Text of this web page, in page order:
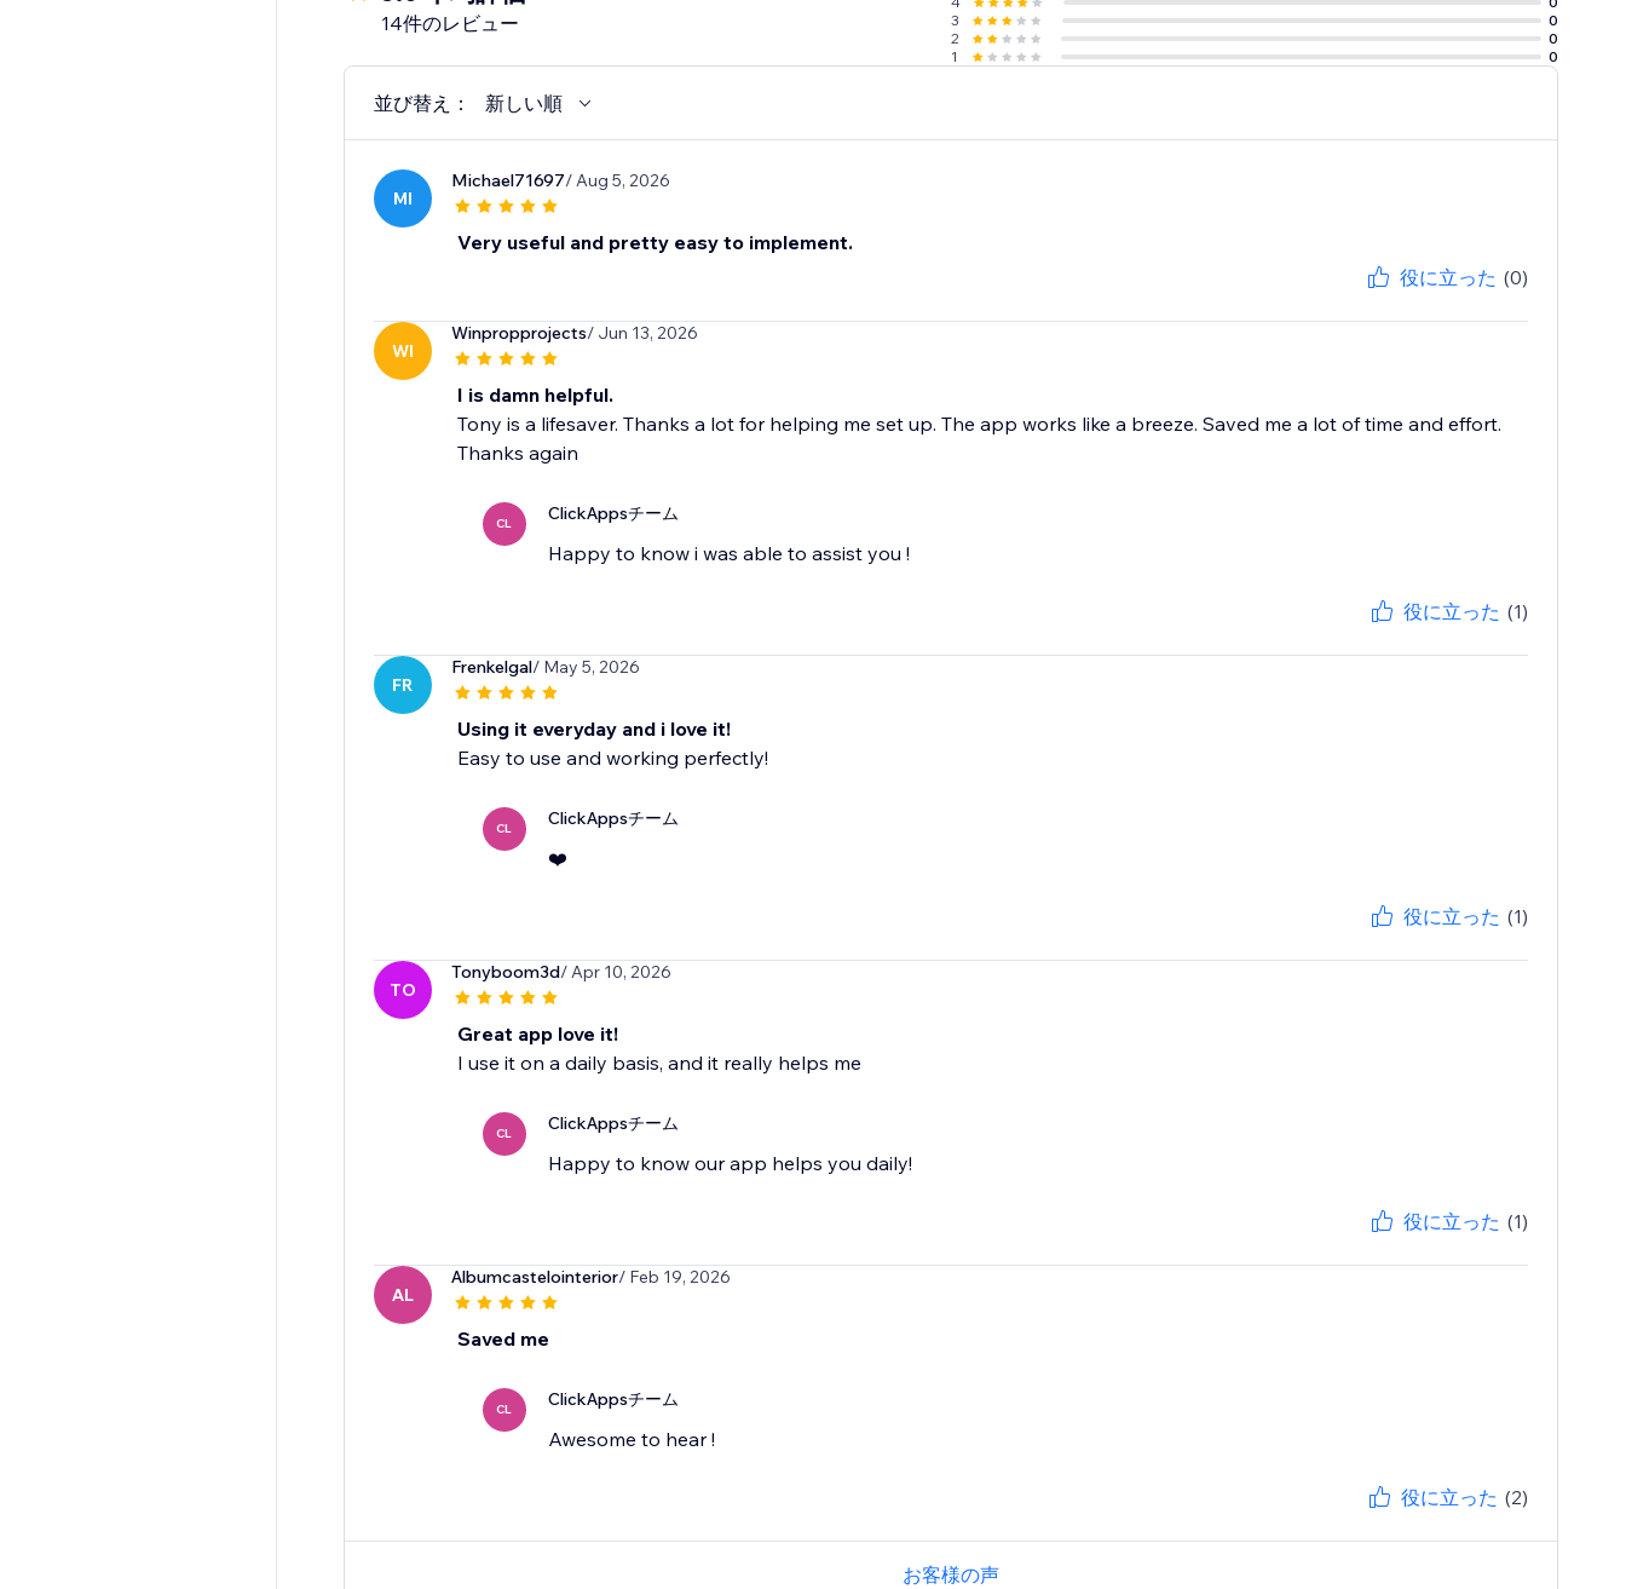
14件のレビュー
3
0
2
0
1
0
並び替え： 新しい順
MI
Michael71697/ Aug 5, 2026
Very useful and pretty easy to implement.
役に立った (0)
WI
Winpropprojects/ Jun 13, 2026
I is damn helpful.
Tony is a lifesaver. Thanks a lot for helping me set up. The app works like a breeze. Saved me a lot of time and effort.
Thanks again
CL ClickAppsチーム
Happy to know i was able to assist you !
役に立った (1)
FR
Frenkelgal/ May 5, 2026
Using it everyday and i love it!
Easy to use and working perfectly!
CL ClickAppsチーム
❤️
役に立った (1)
TO
Tonyboom3d/ Apr 10, 2026
Great app love it!
I use it on a daily basis, and it really helps me
CL ClickAppsチーム
Happy to know our app helps you daily!
役に立った (1)
AL
Albumcastelointerior/ Feb 19, 2026
Saved me
CL ClickAppsチーム
Awesome to hear !
役に立った (2)
お客様の声